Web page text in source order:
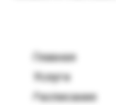
Главная
Услуги
Расписание